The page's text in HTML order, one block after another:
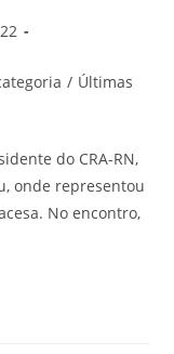
/ Últimas
do CRA-RN,
onde representou
No encontro,